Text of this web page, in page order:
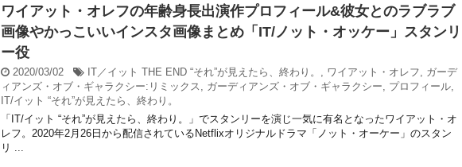
ワイアット・オレフの年齢身長出演作プロフィール&彼女とのラブラブ
画像やかっこいいインスタ画像まとめ「IT/ノット・オッケー」スタンリ
ー役
2020/03/02 IT／イット THE END “それ”が見えたら、終わり。 , ワイアット・オレフ, ガーデ
ィアンズ・オブ・ギャラクシー:リミックス, ガーディアンズ・オブ・ギャラクシー, プロフィール,
IT/イット “それ”が見えたら、終わり。
「IT/イット “それ”が見えたら、終わり。」でスタンリーを演じ一気に有名となったワイアット・オ
レフ。2020年2月26日から配信されているNetflixオリジナルドラマ「ノット・オーケー」のスタン
リ ...